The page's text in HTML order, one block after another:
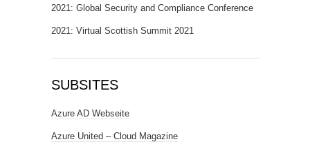
2021: Global Security and Compliance Conference
2021: Virtual Scottish Summit 2021
SUBSITES
Azure AD Webseite
Azure United – Cloud Magazine